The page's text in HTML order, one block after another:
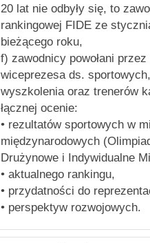
20 lat nie odbyły się, to
rankingowej FIDE ze
bieżącego roku,
f) zawodnicy powołani
wiceprezesa ds.
wyszkolenia oraz trenerów
łącznej ocenie:
• rezultatów sportowych w
międzynarodowych
Drużynowe i Indywidualne
• aktualnego rankingu,
• przydatności do
• perspektyw rozwojowych.